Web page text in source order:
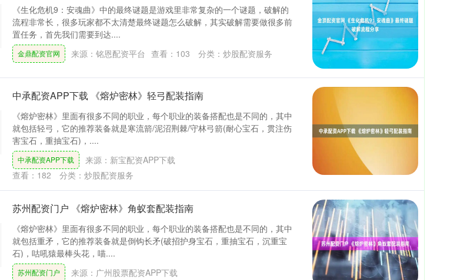
《生化危机9：安魂曲》中的最终谜题是游戏里非常复杂的一个谜题，破解的
流程非常长，很多玩家都不太清楚最终谜题怎么破解，其实破解需要做很多前
置任务，首先我们需要到达....
金鼎配资官网 来源：铭恩配资平台 查看： 103 分类： 炒股配资服务
中承配资APP下载 《熔炉密林》轻弓配装指南
《熔炉密林》里面有很多不同的职业，每个职业的装备搭配也是不同的，其中
就包括轻弓，它的推荐装备就是寒流箭/泥沼荆棘/守林弓箭(耐心宝石，贯注伤
害宝石，重抽宝石)，....
中承配资APP下载
来源：新宝配资APP下载
查看： 182 分类： 炒股配资服务
苏州配资门户 《熔炉密林》角蚁套配装指南
《熔炉密林》里面有很多不同的职业，每个职业的装备搭配也是不同的，其中
就包括重矛，它的推荐装备就是倒钩长矛(破招护身宝石，重抽宝石，沉重宝
石)，咕吼猿最棒头花，喵....
苏州配资门户
来源：广州股票配资APP下载